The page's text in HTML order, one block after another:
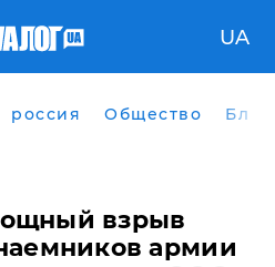
UA
россия Общество
взрыв
армии